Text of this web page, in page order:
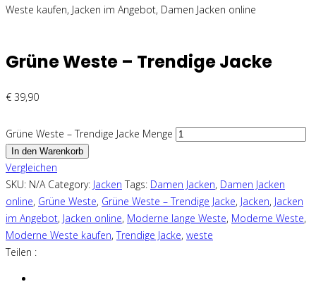
Grüne Weste – Trendige Jacke
€ 39,90
Grüne Weste – Trendige Jacke Menge
In den Warenkorb
Vergleichen
SKU: N/A Category: Jacken Tags: Damen Jacken, Damen Jacken
online, Grüne Weste, Grüne Weste – Trendige Jacke, Jacken, Jacken
im Angebot, Jacken online, Moderne lange Weste, Moderne Weste,
Moderne Weste kaufen,Trendige Jacke, weste
Teilen :